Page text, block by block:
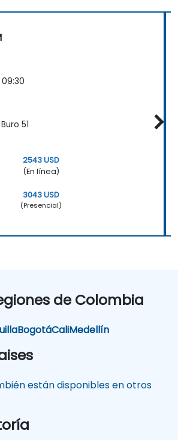
51
2543 USD
(En línea)
3043 USD
(Presencial)
de Colombia
BogotáCaliMedellín
están disponibles en otros